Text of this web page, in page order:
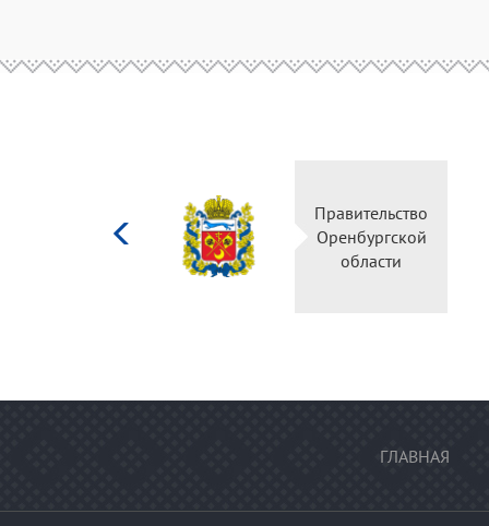
культуры
Российской
Правительство
Оренбургской
области
ГЛАВНАЯ